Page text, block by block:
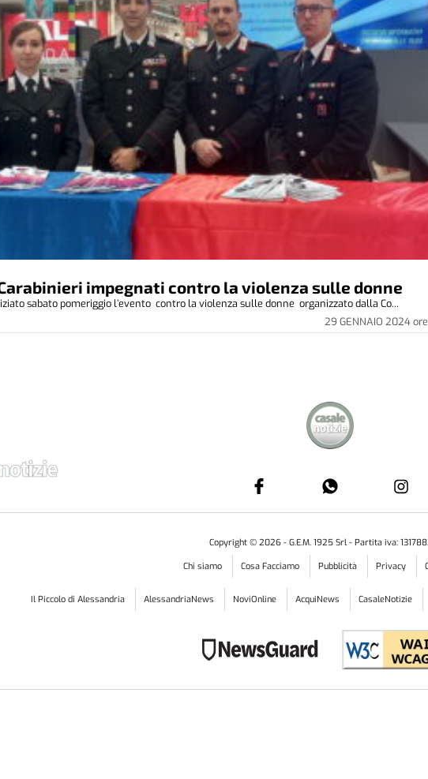
impegnati contro la violenza sulle donne
29 GENNAIO 2024ore
sabato pomeriggio l’evento contro la violenza sulle donne organizzato dalla Co...